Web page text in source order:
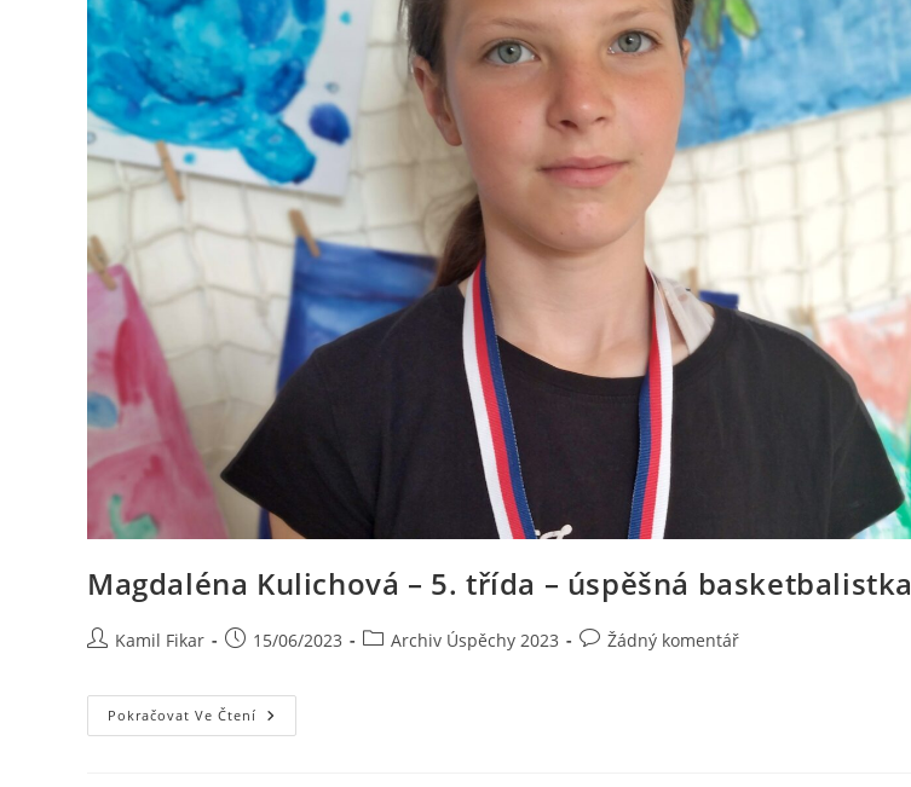
Magdaléna Kulichová – 5. třída – úspěšná basketbalistka
Kamil Fikar 15/06/2023 Archiv Úspěchy 2023 Žádný komentář
Pokračovat Ve Čtení